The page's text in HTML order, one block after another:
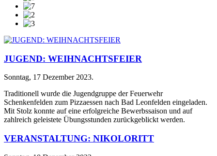
JUGEND: WEIHNACHTSFEIER
Sonntag, 17 Dezember 2023.
Traditionell wurde die Jugendgruppe der Feuerwehr
Schenkenfelden zum Pizzaessen nach Bad Leonfelden eingeladen.
Mit Stolz konnte auf eine erfolgreiche Bewerbssaison und auf
zahlreich geleistete Übungsstunden zurückgeblickt werden.
VERANSTALTUNG: NIKOLORITT